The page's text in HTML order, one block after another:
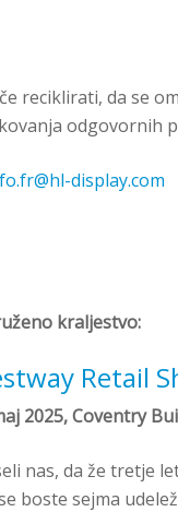
reciklirati, da se
odgovornih
display.com
kraljestvo:
Retail
2025, Coventry
nas, da že tretje
boste sejma